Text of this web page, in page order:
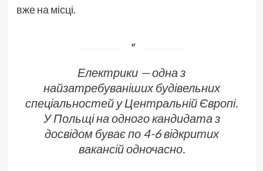
вже на місці.
Електрики — одна з
найзатребуваніших будівельних
спеціальностей у Центральній Європі.
У Польщі на одного кандидата з
досвідом буває по 4-6 відкритих
вакансій одночасно.